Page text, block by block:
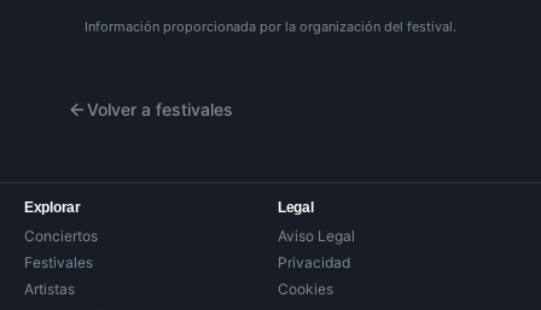
Información proporcionada por la organización del festival.
Volver a festivales
Explorar
Conciertos
Festivales
Artistas
Legal
Aviso Legal
Privacidad
Cookies